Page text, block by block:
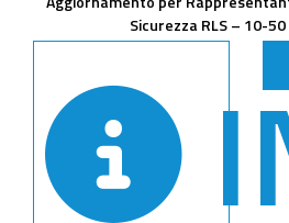
Sicurezza RLS – 10-